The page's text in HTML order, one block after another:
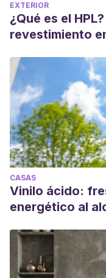
EXTERIOR
¿Qué es el
revestimiento
CASAS
Vinilo ácido:
energético al